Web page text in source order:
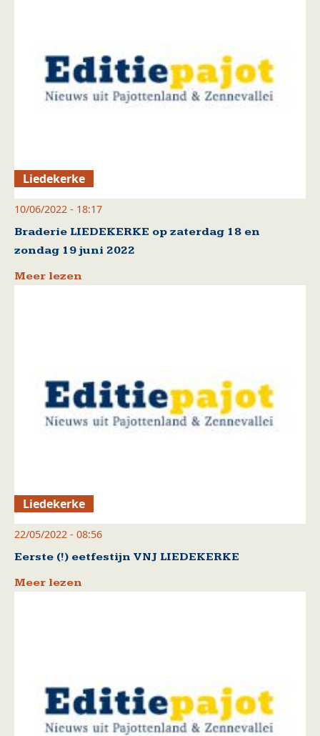
Liedekerke
10/06/2022 - 18:17
Braderie LIEDEKERKE op zaterdag 18 en
zondag 19 juni 2022
Meer lezen
Liedekerke
22/05/2022 - 08:56
Eerste (!) eetfestijn VNJ LIEDEKERKE
Meer lezen